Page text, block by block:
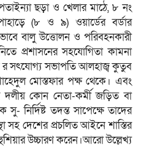
ছড়া ও খেলার মাঠে, ৮ নং
(৮ ও ৯) ওয়ার্ডের বর্ডার
বালু উত্তোলন ও পরিবহনকারী
প্রশাসনের সহযোগিতা কামনা
র সৎযোগ্য সভাপতি আলহাজ্ব কুতুব
মোস্তফার পক্ষ থেকে। এবং
কোন নেতা-কর্মী জড়িত বা
নির্দিষ্ট তদন্ত সাপেক্ষে তাদের
সহ দেশের প্রচলিত আইনে শাস্তির
উচ্চারণ করেন।আরো উল্লেখ্য